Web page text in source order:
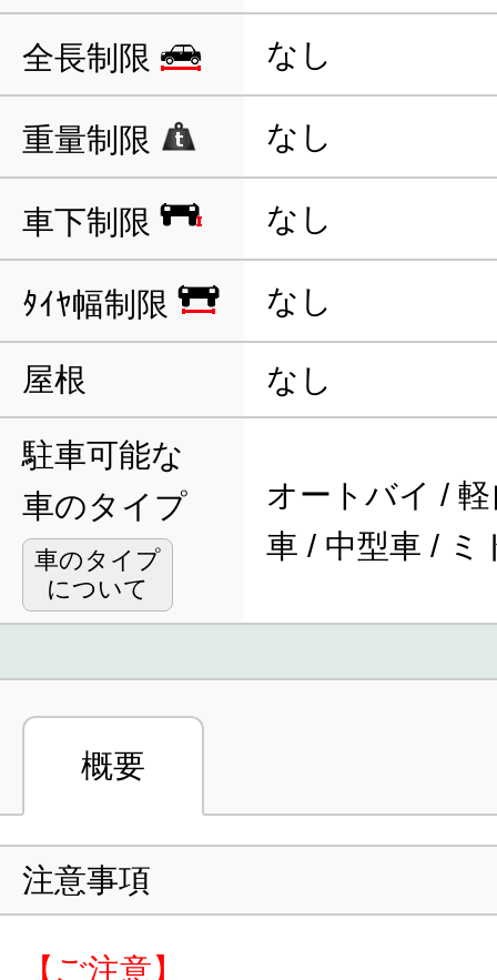
全長制限 なし
重量制限 なし
車下制限 なし
ﾀｲﾔ幅制限 なし
屋根 なし
駐車可能な
車のタイプ
車のタイプ
について
オートバイ /
車 / 中型車 / ミ
概要
注意事項
【ご注意】